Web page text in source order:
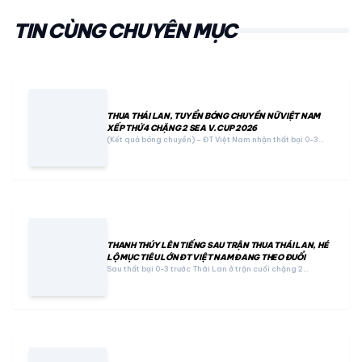
TIN CÙNG CHUYÊN MỤC
THUA THÁI LAN, TUYỂN BÓNG CHUYỀN NỮ VIỆT NAM
XẾP THỨ 4 CHẶNG 2 SEA V.CUP 2026
(Kết quả bóng chuyền) – ĐT Việt Nam nhận thất bại 0-3…
THANH THÚY LÊN TIẾNG SAU TRẬN THUA THÁI LAN, HÉ
LỘ MỤC TIÊU LỚN ĐT VIỆT NAM ĐANG THEO ĐUỔI
Sau thất bại 0-3 trước Thái Lan ở trận cuối chặng 2…